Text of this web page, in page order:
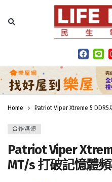
Home Patriot Viper Xtreme 5
合作媒體
Patriot Viper
MT/s 打破記憶體